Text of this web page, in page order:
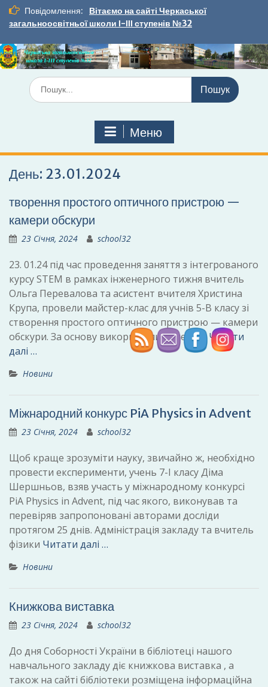
Перейти
вмісту
Повідомлення:
Вітаємо на сайті Черкаської
загальноосвітньої школи І-ІІІ ступенів №32
Шукати:
Меню
День: 23.01.2024
творення простого оптичного пристрою —
камери обскури
23 Січня, 2024 school32
23. 01.24 під час проведення заняття з інтегрованого
курсу STEM в рамках інженерного тижня вчитель
Ольга Перевалова та асистент вчителя Христина
Крупа, провели майстер-клас для учнів 5-В класу зі
створення простого оптичного пристрою — камери
обскури. За основу використали паперовіЧитати
далі …
Новини
Міжнародний конкурс PiA Physics in Advent
23 Січня, 2024 school32
Щоб краще зрозуміти науку, звичайно ж, необхідно
провести експерименти, учень 7-І класу Діма
Шершньов, взяв участь у міжнародному конкурсі
PiA Physics in Advent, під час якого, виконував та
перевіряв запропоновані авторами досліди
протягом 25 днів. Адміністрація закладу та вчитель
фізики Читати далі …
Новини
Книжкова виставка
23 Січня, 2024 school32
До дня Соборності України в бібліотеці нашого
навчального закладу діє книжкова виставка , а
також на сайті бібліотеки розміщена інформаційна